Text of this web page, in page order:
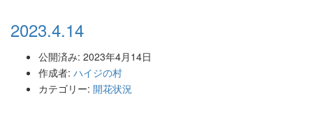
2023.4.14
公開済み: 2023年4月14日
作成者: ハイジの村
カテゴリー: 開花状況